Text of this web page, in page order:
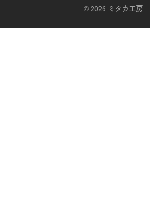
©2026 ミタカ工房